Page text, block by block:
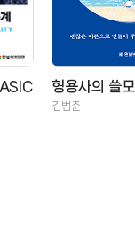
형용사의 쓸모
김범준